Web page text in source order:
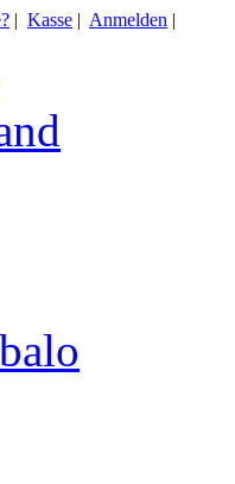
| Kasse | Anmelden |